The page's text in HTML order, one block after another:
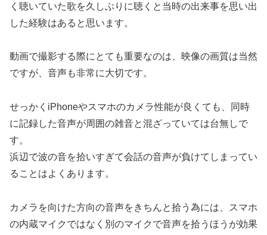
く聴いていた歌を久しぶりに聴くと当時の出来事を思い出
した経験はあると思います。
動画で撮影する際にとても重要なのは、映像の画質は当然
ですが、音声も非常に大切です。
せっかくiPhoneやスマホのカメラ性能が良くても、同時
に記録した音声が周囲の雑音と混ざっていては台無しで
す。
浜辺で波の音を拾いすぎて会話の音声が負けてしまってい
ることはよくあります。
カメラを向けた方向の音声をきちんと拾う為には、スマホ
の内蔵マイクではなく別のマイクで音声を拾うほうが効果